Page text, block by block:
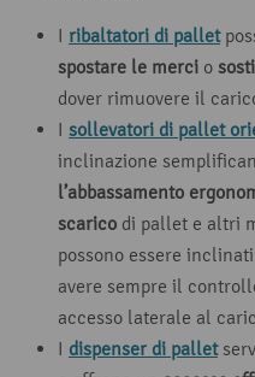
I ribaltatori di pallet
spostare le merci o
dover rimuovere il
I sollevatori di pallet
inclinazione
l’abbassamento
scarico di pallet e altri
possono essere
avere sempre il
accesso laterale al
I dispenser di pallet